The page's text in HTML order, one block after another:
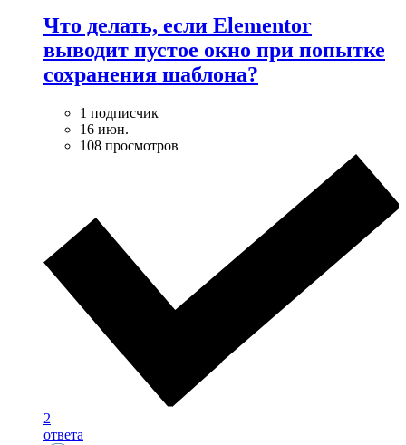
Что делать, если Elementor
выводит пустое окно при попытке
сохранения шаблона?
1 подписчик
16 июн.
108 просмотров
2
ответа